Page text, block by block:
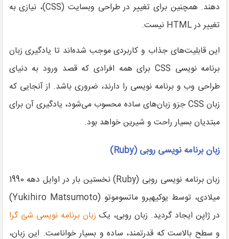
دهند. همچنین برای تغییر در طراحی وبسایت (CSS)، نیازی به
تغییر در HTML نیست.
این قابلیت‌های جذاب و کاربردی موجب شده‌اند تا یادگیری زبان
برنامه نویسی CSS برای همه افرادی که قصد ورود به دنیای
طراحی وب و برنامه نویسی را دارند، ضروری باشد. از آنجایی که
زبان CSS جزو زبان‌های ساده محسوب می‌شود، یادگیری آن برای
مبتدیان بسیار راحت و شیرین خواهد بود.
زبان برنامه نویسی روبی (Ruby
)
زبان برنامه نویسی روبی (Ruby) نخستین بار در اوایل دهه 1990
میلادی، توسط یوکیهیرو ماتسوموتو (Yukihiro Matsumoto)
در ژاپن ایجاد گردید. زبان روبی، یک زبان برنامه نویسی شئ گرا
و سطح بالاست که قدرتمند، ساده و بسیار خواناست. این زبان،